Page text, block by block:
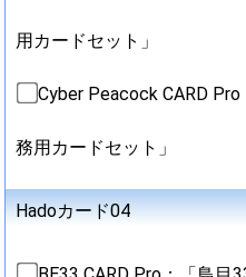
用カードセット」
Cyber Peacock CARD
務用カードセット」
Hadoカード04